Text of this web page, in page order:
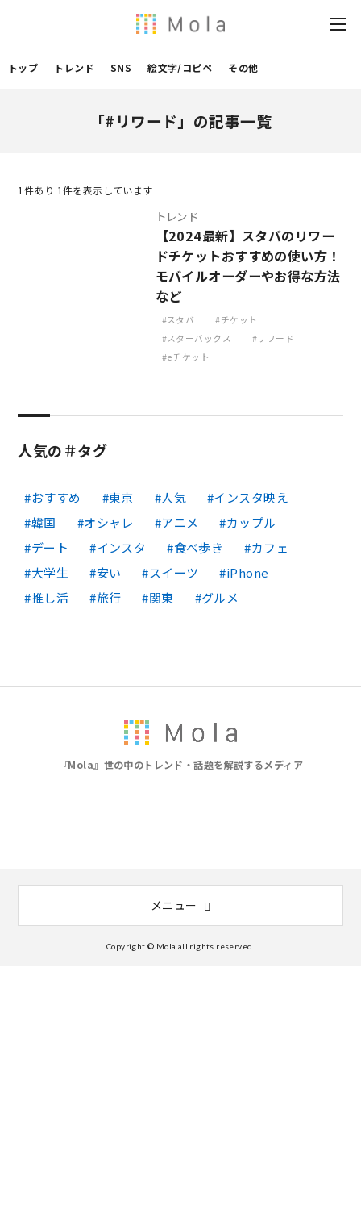
トップ トレンド SNS 絵文字/コピペ その他
「#リワード」の記事一覧
1 件あり 1件を表示しています
トレンド
【2024最新】スタバのリワー
ドチケットおすすめの使い方！
モバイルオーダーやお得な方法
など
スタバ
チケット
スターバックス
リワード
eチケット
人気の＃タグ
おすすめ 東京 人気
インスタ映え
韓国
オシャレ アニメ
カップル
デート
インスタ 食べ歩き
カフェ
大学生
安い スイーツ
iPhone
推し活
旅行 関東 グルメ
『Mola』世の中のトレンド・話題を解説するメディア
メニュー
Copyright © Mola all rights reserved.